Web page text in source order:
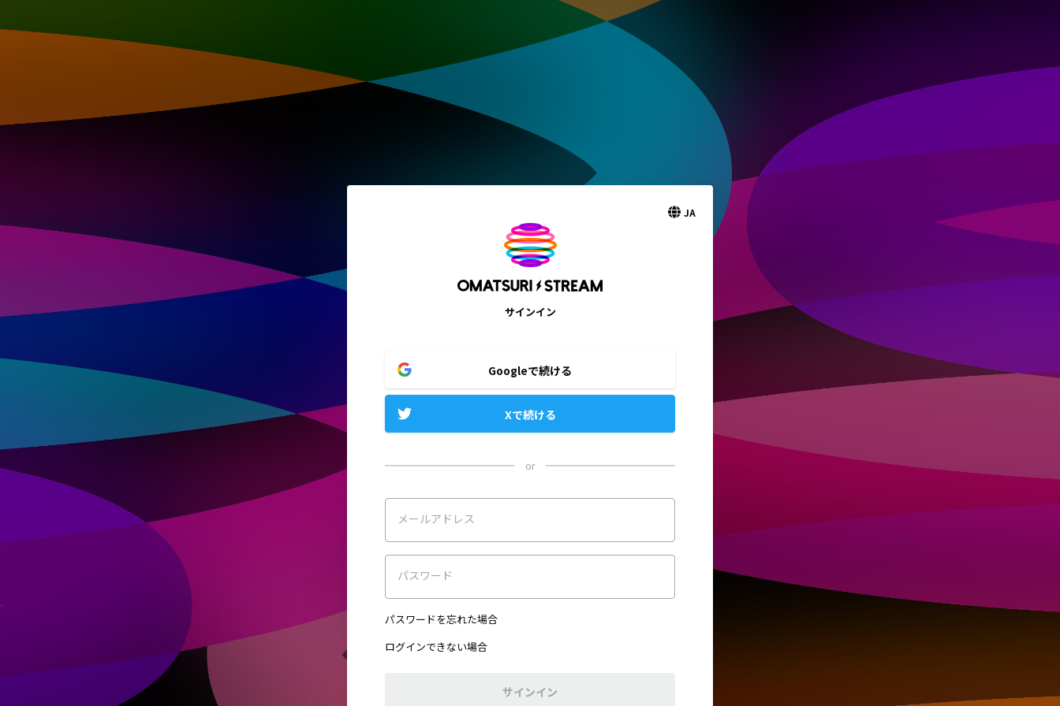
JA
サインイン
Googleで続ける
Xで続ける
or
メールアドレス
パスワード
パスワードを忘れた場合
ログインできない場合
サインイン